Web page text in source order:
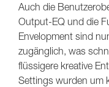
Auch die
Output-EQ und die
Envelopment sind
zugänglich, was
flüssigere kreative
Settings wurden um